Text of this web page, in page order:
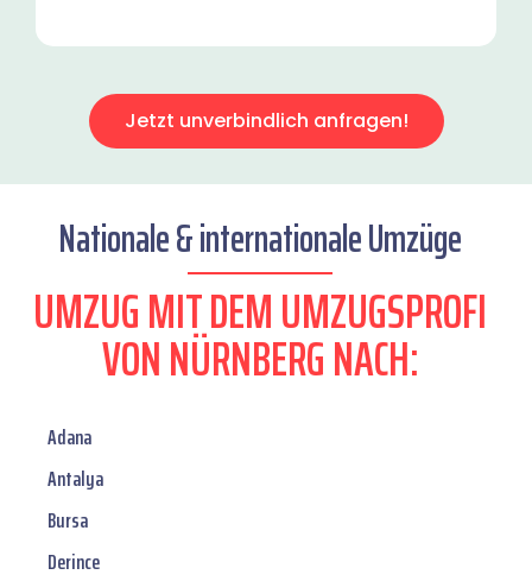
Jetzt unverbindlich anfragen!
Nationale & internationale Umzüge
UMZUG MIT DEM UMZUGSPROFI
VON NÜRNBERG NACH:
Adana
Antalya
Bursa
Derince